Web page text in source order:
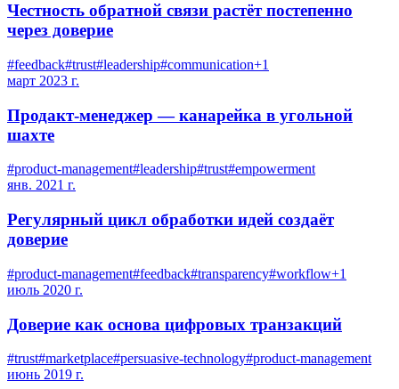
Честность обратной связи растёт постепенно
через доверие
#feedback#trust#leadership#communication+1
март 2023 г.
Продакт-менеджер — канарейка в угольной
шахте
#product-management#leadership#trust#empowerment
янв. 2021 г.
Регулярный цикл обработки идей создаёт
доверие
#product-management#feedback#transparency#workflow+1
июль 2020 г.
Доверие как основа цифровых транзакций
#trust#marketplace#persuasive-technology#product-management
июнь 2019 г.